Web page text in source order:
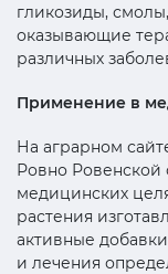
гликозиды,
оказывающие
различных
Применение в
На аграрном
Ровно Ровенской
медицинских
растения
активные
и лечения